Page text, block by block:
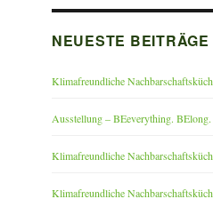
NEUESTE BEITRÄGE
Klimafreundliche
Ausstellung – BEeverything. BElong.
Klimafreundliche
Klimafreundliche